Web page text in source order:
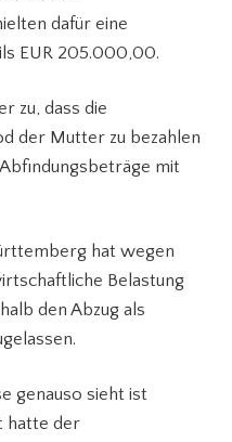
dafür eine
EUR 205.000,00.
zu, dass die
der Mutter zu bezahlen
mit
hat wegen
Belastung
den Abzug als
genauso sieht ist
hatte der